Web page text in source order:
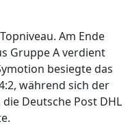
Am Ende
Gruppe A verdient
besiegte das
während sich der
Deutsche Post DHL